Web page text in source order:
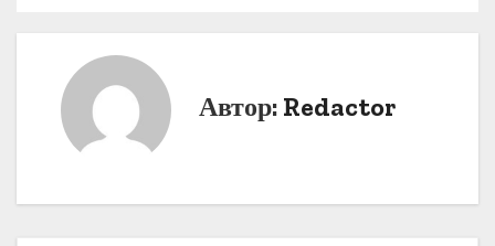
Автор: Redactor